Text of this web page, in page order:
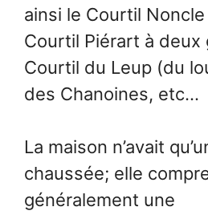
ainsi le Courtil
Courtil Piérart à deux
Courtil du Leup (du
des Chanoines, etc…
La maison n’avait
chaussée; elle
généralement une